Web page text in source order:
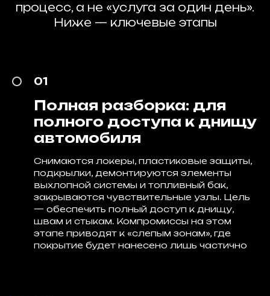
процесс, а не «услуга за один день».
Ниже — ключевые этапы
01
Полная разборка: для
полного доступа к днищу
автомобиля
Снимаются локеры, пластиковые защиты,
подкрылки, демонтируются элементы
выхлопной системы и топливный бак,
закрываются чувствительные узлы. Цель
— обеспечить полный доступ к днищу,
швам и стыкам. Компромиссы на этом
этапе приводят к «слепым зонам», где
покрытие будет нанесено лишь частично